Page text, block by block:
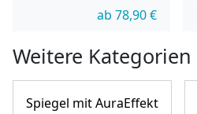
ab 78,90€
Weitere Kategorien
Spiegel mit AuraEffekt